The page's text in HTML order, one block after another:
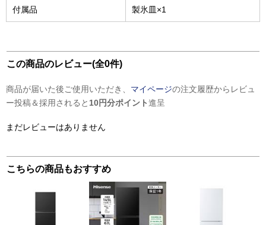
付属品 製氷皿×1
この商品のレビュー(全0件)
商品が届いた後ご使用いただき、 マイページの注文履歴からレビュ
ー投稿＆採用されると 10円分ポイント進呈
まだレビューはありません
こちらの商品もおすすめ